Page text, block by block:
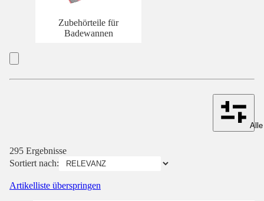
Zubehörteile für
Badewannen
295 Ergebnisse
Sortiert nach:
Artikelliste überspringen